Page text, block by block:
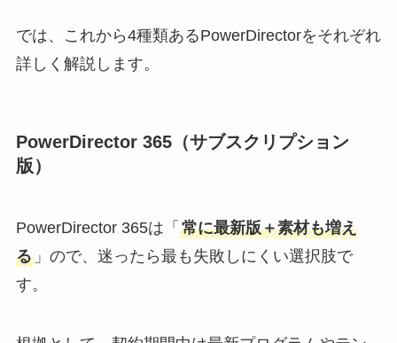
では、これから4種類あるPowerDirectorをそれぞれ
詳しく解説します。
PowerDirector 365（サブスクリプション
版）
PowerDirector 365は「 常に最新版＋素材も増え
る」ので、迷ったら最も失敗しにくい選択肢で
す。